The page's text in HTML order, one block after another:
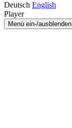
Deutsch English
Player
Menü ein-/ausblenden